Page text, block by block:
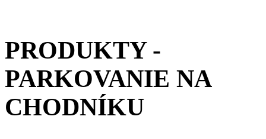
PRODUKTY -
PARKOVANIE NA
CHODNÍKU